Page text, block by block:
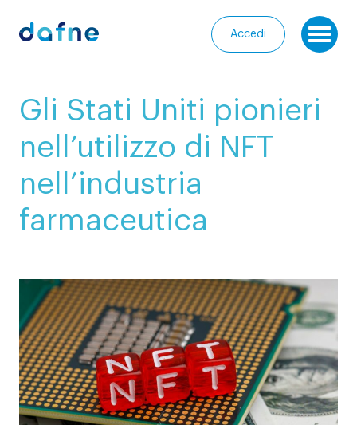
Consorzio Dafne Accedi
Homepage
Chi
siamo
Entra
Media
Calendario
Contatti
nostri
progetti
nostri
servizi
iniziative
Gli Stati Uniti pionieri
nell’utilizzo di NFT
nell’industria
farmaceutica